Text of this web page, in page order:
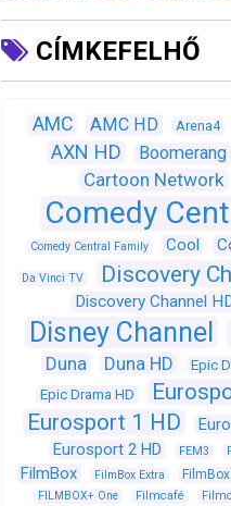
CÍMKEFELHŐ
AMC AMC HD Arena4
AXN HD
Boomerang
Cartoon Network
Comedy
Comedy Central Family Cool
Da Vinci TV Discovery
Discovery Channel
Disney Channel
Duna Duna HD
Epic
Epic Drama HD
Eurosport 1 HD
Eurosport 2 HD
FEM3
FilmBox FilmBox Extra
FILMBOX+ One Filmcafé